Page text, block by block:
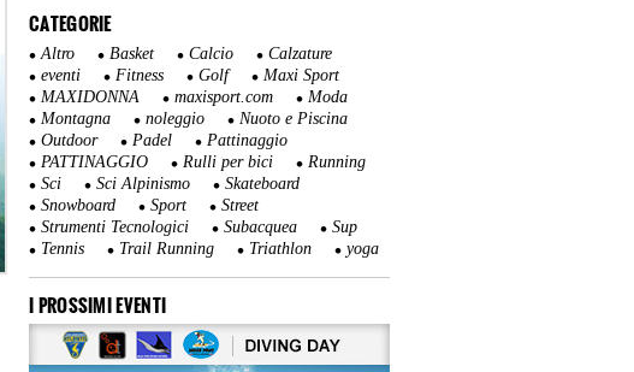
CATEGORIE
Altro Basket Calcio
Calzature
eventi
Fitness Golf
Maxi Sport
MAXIDONNA
maxisport.com
Moda
Montagna
noleggio
Nuoto e Piscina
Outdoor
Padel
Pattinaggio
PATTINAGGIO
Rulli per bici
Running
Sci
Sci Alpinismo
Skateboard
Snowboard
Sport
Street
Strumenti Tecnologici
Subacquea
Sup
Tennis
Trail Running Triathlon yoga
I PROSSIMI EVENTI